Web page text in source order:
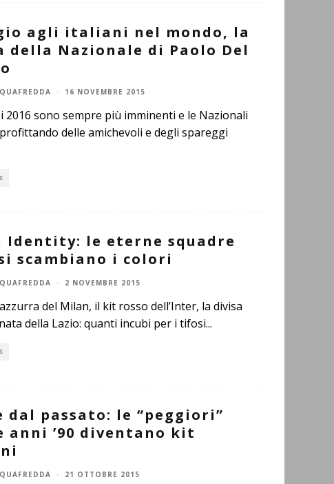
agli italiani nel mondo, la
della Nazionale di Paolo Del
· 16 NOVEMBRE 2015
2016 sono sempre più imminenti e le Nazionali
delle amichevoli e degli spareggi
Identity: le eterne squadre
scambiano i colori
· 2 NOVEMBRE 2015
del Milan, il kit rosso dell’Inter, la divisa
della Lazio: quanti incubi per i tifosi...
dal passato: le “peggiori”
anni ’90 diventano kit
· 21 OTTOBRE 2015